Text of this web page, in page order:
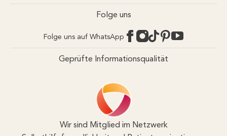
Folge uns
Folge uns auf WhatsApp
Geprüfte Informationsqualität
Wir sind Mitglied im Netzwerk